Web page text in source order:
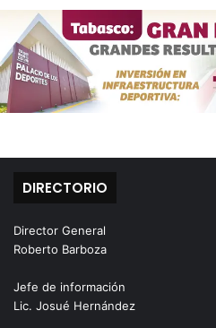
DIRECTORIO
Director General
Roberto Barboza
Jefe de información
Lic. Josué Hernández